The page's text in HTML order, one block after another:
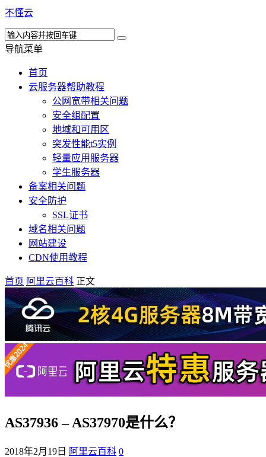
不懂云
导航菜单
首页
云服务器帮助教程
公网宽带相关问题
安全组配置
地域和可用区
突发性能t5实例
轻量应用服务器
学生服务器
备案相关问题
安全防护
SSL证书
域名相关问题
网站建设
CDN使用教程
首页 阿里云百科 正文
AS37936 – AS37970是什么？
2018年2月19日 阿里云百科 0